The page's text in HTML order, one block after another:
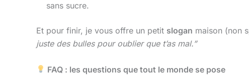
sans sucre.
Et pour finir, je vous offre un petit slogan maison (non
juste des bulles pour oublier que t’as mal.”
FAQ : les questions que tout le monde se pose